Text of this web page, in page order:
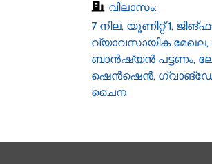
വിലാസം:
7 നില, യൂണിറ്റ് 1,
വ്യാവസായിക
ബാൻ‌ഷ്യൻ പട്ടണം,
ഷെൻ‌ഷെൻ,
ചൈന